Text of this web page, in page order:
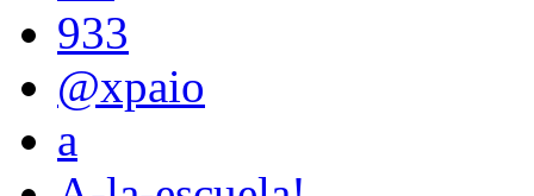
933
@xpaio
a